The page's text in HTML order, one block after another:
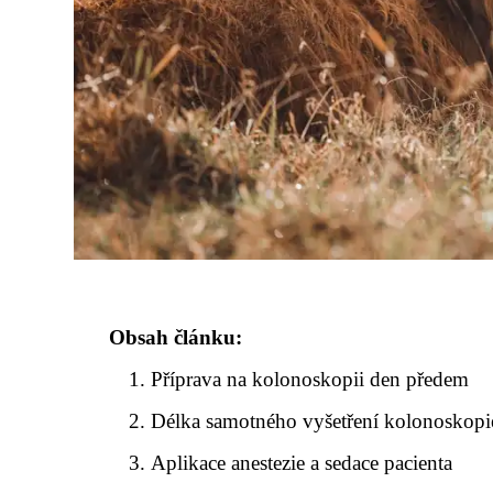
Obsah článku:
Příprava na kolonoskopii den předem
Délka samotného vyšetření
Aplikace anestezie a sedace pacienta